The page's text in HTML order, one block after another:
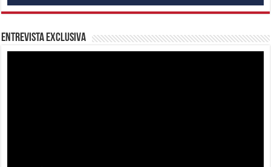
Entrevista Exclusiva